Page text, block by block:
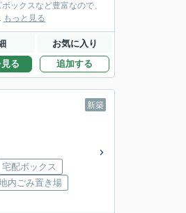
ックスなど豊富なので、
もっと見る
お気に入り
る 追加する
新築
宅配ボックス
内ごみ置き場